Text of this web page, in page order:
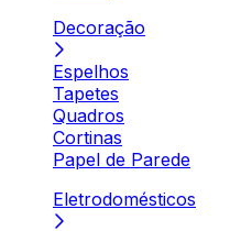
Decoração
Espelhos
Tapetes
Quadros
Cortinas
Papel de Parede
Eletrodomésticos